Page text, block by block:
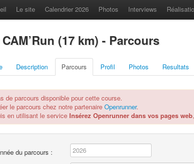
Le site Calendrier 2026 Photos Interviews
(17 km) - Parcours
Description Parcours Profil Photos Resultats
de parcours disponible pour cette course.
le parcours chez notre partenaire Openrunner.
en utilisant le service Insérez Openrunner dans vos pages web
du parcours :